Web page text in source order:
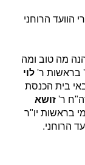
הוועד הרוחני
מה טוב ומה
בראשות ר' לוי
בית הכנסת
ר'זושא
בראשות יו"ר
הרוחני.